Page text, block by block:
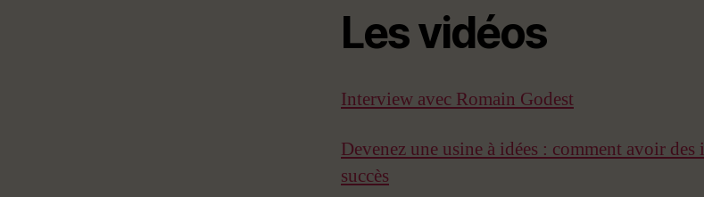
Les vidéos
Interview avec Romain Godest
Devenez une usine à idées : comment avoir des
succès